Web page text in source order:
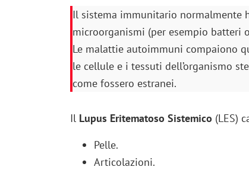
Il sistema immunitario normalmente
microorganismi (per esempio batteri
Le malattie autoimmuni compaiono
le cellule e i tessuti dell’organismo
come fossero estranei.
Il Lupus Eritematoso Sistemico (LES)
Pelle.
Articolazioni.